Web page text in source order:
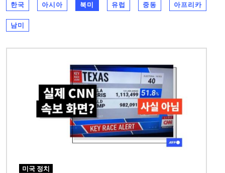
한국 아시아 북미 유럽 중동 아프리카
남미
미국 정치